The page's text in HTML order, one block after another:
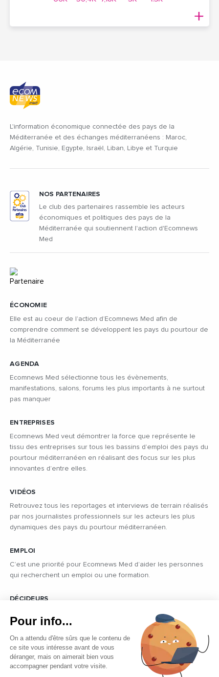
L'information économique connectée des pays de la
Méditerranée et des échanges méditerranéens : Maroc,
Algérie, Tunisie, Egypte, Israël, Liban, Libye et Turquie
ÉCONOMIE
Elle est au coeur de l’action d’Ecomnews Med afin de
comprendre comment se développent les pays du pourtour de
la Méditerranée
AGENDA
Ecomnews Med sélectionne tous les évènements,
manifestations, salons, forums les plus importants à ne surtout
pas manquer
ENTREPRISES
Ecomnews Med veut démontrer la force que représente le
tissu des entreprises sur tous les bassins d’emploi des pays du
pourtour méditerranéen en réalisant des focus sur les plus
innovantes d’entre elles.
VIDÉOS
Retrouvez tous les reportages et interviews de terrain réalisés
par nos journalistes professionnels sur les acteurs les plus
dynamiques des pays du pourtour méditerranéen.
EMPLOI
C’est une priorité pour Ecomnews Med d’aider les personnes
qui recherchent un emploi ou une formation.
DÉCIDEURS
politique des pays du pourtour de la Méditerranée.
NOS PARTENAIRES
Le club des partenaires rassemble les acteurs
économiques et politiques des pays de la
Méditerranée qui soutiennent l'action d'Ecomnews
Med
Pour info...
On a attendu d'être sûrs que le contenu de
ce site vous intéresse avant de vous
déranger, mais on aimerait bien vous
accompagner pendant votre visite.